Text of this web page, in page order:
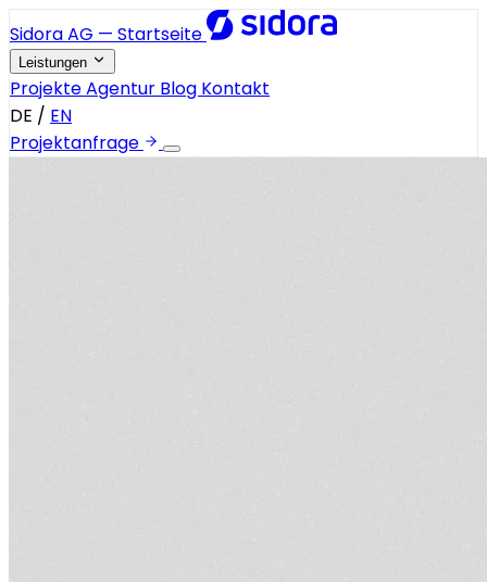
Sidora AG — Startseite
Leistungen
ProjekteAgentur Blog Kontakt
DE / EN
Projektanfrage